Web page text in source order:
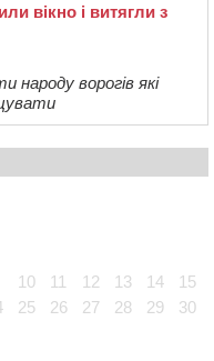
вікно і витягли з
народу ворогів які
10 11 12 13 14
15
25 26 27 28 29
30